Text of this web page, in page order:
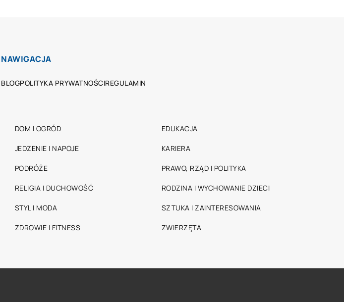
NAWIGACJA
BLOGPOLITYKA PRYWATNOŚCIREGULAMIN
DOM I OGRÓD EDUKACJA
JEDZENIE I NAPOJE KARIERA
PODRÓŻE PRAWO, RZĄD I POLITYKA
RELIGIA I DUCHOWOŚĆ RODZINA I WYCHOWANIE DZIECI
STYL I MODA SZTUKA I ZAINTERESOWANIA
ZDROWIE I FITNESS ZWIERZĘTA